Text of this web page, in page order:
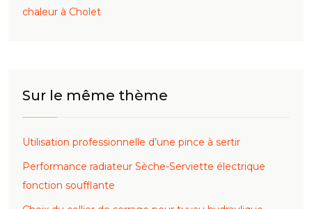
chaleur à Cholet
Sur le même thème
Utilisation professionnelle d’une pince à sertir
Performance radiateur Sèche-Serviette électrique
fonction soufflante